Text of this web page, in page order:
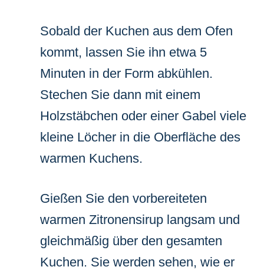
Sobald der Kuchen aus dem Ofen
kommt, lassen Sie ihn etwa 5
Minuten in der Form abkühlen.
Stechen Sie dann mit einem
Holzstäbchen oder einer Gabel viele
kleine Löcher in die Oberfläche des
warmen Kuchens.
Gießen Sie den vorbereiteten
warmen Zitronensirup langsam und
gleichmäßig über den gesamten
Kuchen. Sie werden sehen, wie er